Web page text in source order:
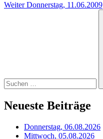
Weiter Donnerstag, 11.06.2009
Neueste Beiträge
Donnerstag, 06.08.2026
Mittwoch, 05.08.2026